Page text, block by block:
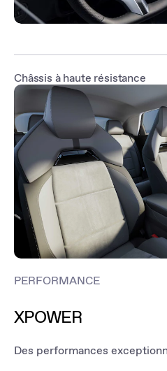
Châssis à haute résistance
La caisse à haute résistance vous
haute sécurité. De série, la MG4
latéraux et rideaux.
PERFORMANCE
XPOWER
Des performances